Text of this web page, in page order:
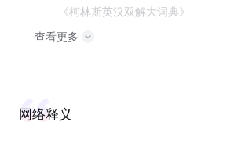
《柯林斯英汉双解大词典》
查看更多
网络释义